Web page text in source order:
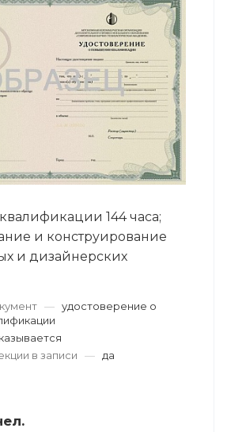
144 часа;
и конструирование
и дизайнерских
— удостоверение о
в записи
— да